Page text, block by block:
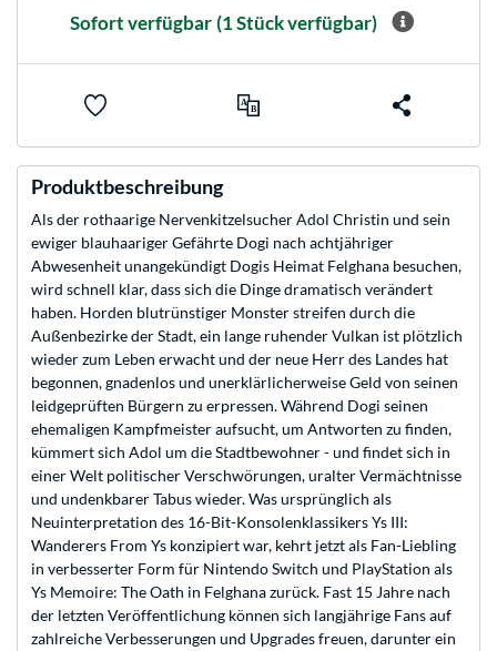
Sofort verfügbar (1 Stück verfügbar)
Produktbeschreibung
Als der rothaarige Nervenkitzelsucher Adol Christin und sein
ewiger blauhaariger Gefährte Dogi nach achtjähriger
Abwesenheit unangekündigt Dogis Heimat Felghana besuchen,
wird schnell klar, dass sich die Dinge dramatisch verändert
haben. Horden blutrünstiger Monster streifen durch die
Außenbezirke der Stadt, ein lange ruhender Vulkan ist plötzlich
wieder zum Leben erwacht und der neue Herr des Landes hat
begonnen, gnadenlos und unerklärlicherweise Geld von seinen
leidgeprüften Bürgern zu erpressen. Während Dogi seinen
ehemaligen Kampfmeister aufsucht, um Antworten zu finden,
kümmert sich Adol um die Stadtbewohner - und findet sich in
einer Welt politischer Verschwörungen, uralter Vermächtnisse
und undenkbarer Tabus wieder. Was ursprünglich als
Neuinterpretation des 16-Bit-Konsolenklassikers Ys III:
Wanderers From Ys konzipiert war, kehrt jetzt als Fan-Liebling
in verbesserter Form für Nintendo Switch und PlayStation als
Ys Memoire: The Oath in Felghana zurück. Fast 15 Jahre nach
der letzten Veröffentlichung können sich langjährige Fans auf
zahlreiche Verbesserungen und Upgrades freuen, darunter ein